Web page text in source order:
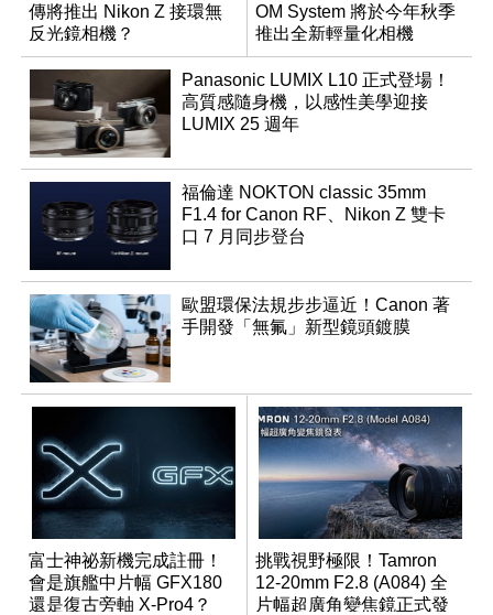
傳將推出 Nikon Z 接環無
反光鏡相機？
OM System 將於今年秋季
推出全新輕量化相機
Panasonic LUMIX L10 正式登場！
高質感隨身機，以感性美學迎接
LUMIX 25 週年
福倫達 NOKTON classic 35mm
F1.4 for Canon RF、Nikon Z 雙卡
口 7 月同步登台
歐盟環保法規步步逼近！Canon 著
手開發「無氟」新型鏡頭鍍膜
富士神祕新機完成註冊！
會是旗艦中片幅 GFX180
還是復古旁軸 X-Pro4？
挑戰視野極限！Tamron
12-20mm F2.8 (A084) 全
片幅超廣角變焦鏡正式發